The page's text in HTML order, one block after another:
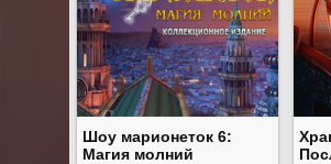
Шоу марионеток 6:
Магия молний